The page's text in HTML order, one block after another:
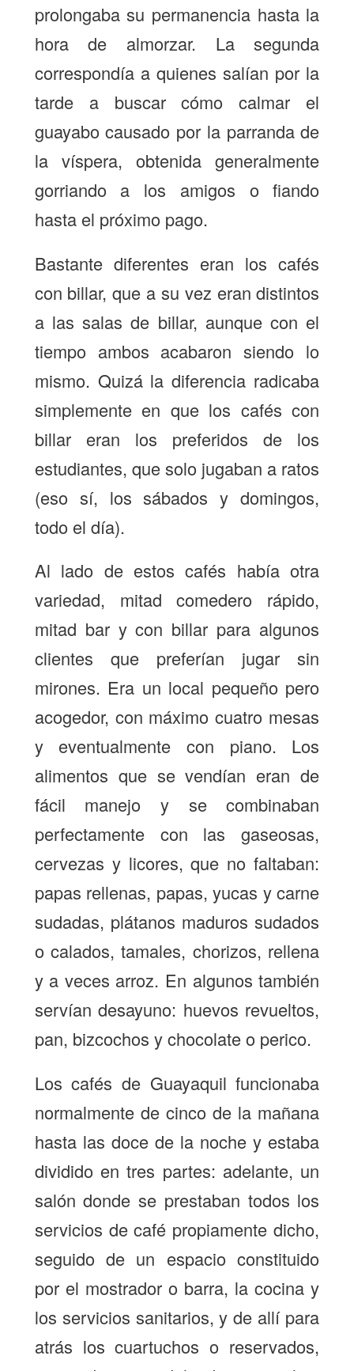
prolongaba su permanencia hasta la
hora de almorzar. La segunda
correspondía a quienes salían por la
tarde a buscar cómo calmar el
guayabo causado por la parranda de
la víspera, obtenida generalmente
gorriando a los amigos o fiando
hasta el próximo pago.
Bastante diferentes eran los cafés
con billar, que a su vez eran distintos
a las salas de billar, aunque con el
tiempo ambos acabaron siendo lo
mismo. Quizá la diferencia radicaba
simplemente en que los cafés con
billar eran los preferidos de los
estudiantes, que solo jugaban a ratos
(eso sí, los sábados y domingos,
todo el día).
Al lado de estos cafés había otra
variedad, mitad comedero rápido,
mitad bar y con billar para algunos
clientes que preferían jugar sin
mirones. Era un local pequeño pero
acogedor, con máximo cuatro mesas
y eventualmente con piano. Los
alimentos que se vendían eran de
fácil manejo y se combinaban
perfectamente con las gaseosas,
cervezas y licores, que no faltaban:
papas rellenas, papas, yucas y carne
sudadas, plátanos maduros sudados
o calados, tamales, chorizos, rellena
y a veces arroz. En algunos también
servían desayuno: huevos revueltos,
pan, bizcochos y chocolate o perico.
Los cafés de Guayaquil funcionaba
normalmente de cinco de la mañana
hasta las doce de la noche y estaba
dividido en tres partes: adelante, un
salón donde se prestaban todos los
servicios de café propiamente dicho,
seguido de un espacio constituido
por el mostrador o barra, la cocina y
los servicios sanitarios, y de allí para
atrás los cuartuchos o reservados,